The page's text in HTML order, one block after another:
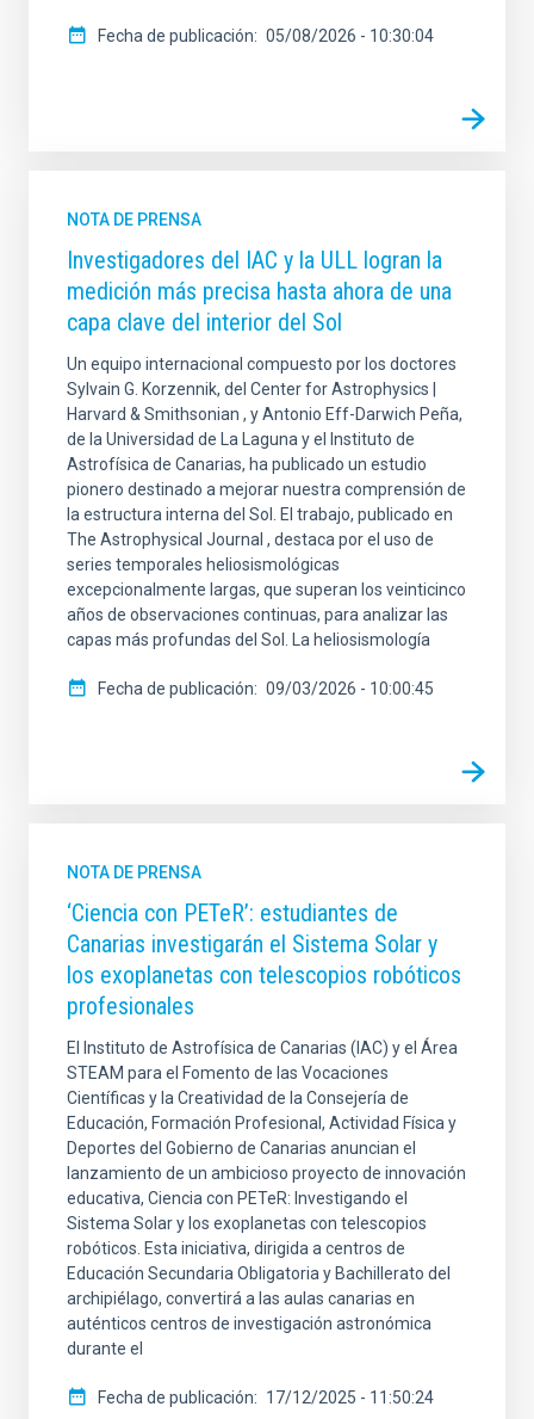
Fecha de publicación 05/08/2026 - 10:30:04
NOTA DE PRENSA
Investigadores del IAC y la ULL logran la
medición más precisa hasta ahora de una
capa clave del interior del Sol
Un equipo internacional compuesto por los doctores
Sylvain G. Korzennik, del Center for Astrophysics |
Harvard & Smithsonian , y Antonio Eff-Darwich Peña,
de la Universidad de La Laguna y el Instituto de
Astrofísica de Canarias, ha publicado un estudio
pionero destinado a mejorar nuestra comprensión de
la estructura interna del Sol. El trabajo, publicado en
The Astrophysical Journal , destaca por el uso de
series temporales heliosismológicas
excepcionalmente largas, que superan los veinticinco
años de observaciones continuas, para analizar las
capas más profundas del Sol. La heliosismología
Fecha de publicación 09/03/2026 - 10:00:45
NOTA DE PRENSA
‘Ciencia con PETeR’: estudiantes de
Canarias investigarán el Sistema Solar y
los exoplanetas con telescopios robóticos
profesionales
El Instituto de Astrofísica de Canarias (IAC) y el Área
STEAM para el Fomento de las Vocaciones
Científicas y la Creatividad de la Consejería de
Educación, Formación Profesional, Actividad Física y
Deportes del Gobierno de Canarias anuncian el
lanzamiento de un ambicioso proyecto de innovación
educativa, Ciencia con PETeR: Investigando el
Sistema Solar y los exoplanetas con telescopios
robóticos. Esta iniciativa, dirigida a centros de
Educación Secundaria Obligatoria y Bachillerato del
archipiélago, convertirá a las aulas canarias en
auténticos centros de investigación astronómica
durante el
Fecha de publicación 17/12/2025 - 11:50:24